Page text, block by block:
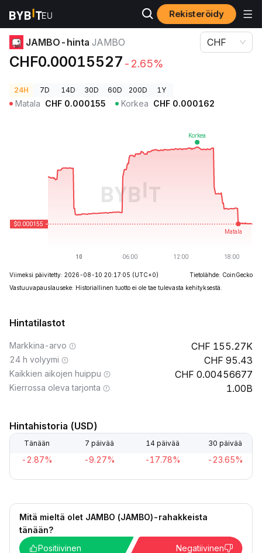
Rekisteröidy
Kryptohinnat
JAMBO-hinta JAMBO
CHF0.00015527 -2.65%
CHF
24H 7D 14D 30D 60D 200D 1Y
Matala CHF 0.000155 Korkea CHF 0.000162
Viimeksi päivitetty: 2026-08-10 20:17:05 (UTC+0)
Tietolähde: CoinGecko
Vastuuvapauslauseke: Historiallinen tuotto ei ole tae tulevasta kehityksestä.
Hintatilastot
Markkina-arvo 155.27K
24 h volyymi 95.43
Kaikkien aikojen huippu 0.00456677
Kierrossa oleva tarjonta 1.00B
Hintahistoria (USD)
Tänään 7 päivää 14 päivää 30 päivää
-2.87% -9.27% -17.78% -23.65%
Mitä mieltä olet JAMBO (JAMBO)-rahakkeista
tänään?
Positiivinen
Negatiivinen